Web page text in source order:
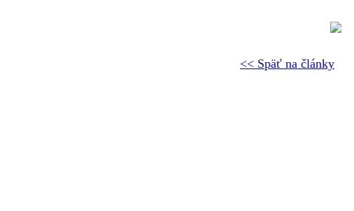
<< Späť na články